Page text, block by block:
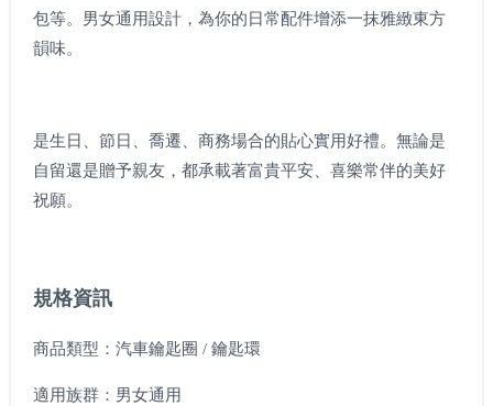
包等。男女通用設計，為你的日常配件增添一抹雅緻東方
韻味。
是生日、節日、喬遷、商務場合的貼心實用好禮。無論是
自留還是贈予親友，都承載著富貴平安、喜樂常伴的美好
祝願。
規格資訊
商品類型：汽車鑰匙圈 / 鑰匙環
適用族群：男女通用